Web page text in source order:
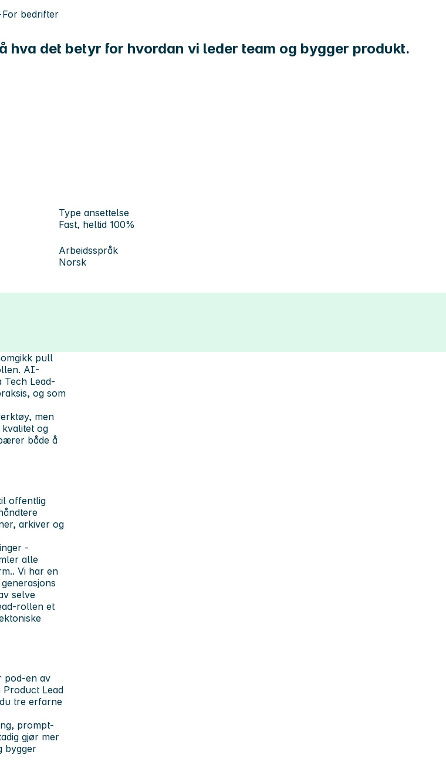
For bedrifter
det betyr for hvordan vi leder team og bygger produkt.
Type ansettelse
Fast, heltid 100%
Arbeidsspråk
Norsk
pull
AI-
Tech Lead-
og som
men
og
både å
offentlig
arkiver og
-
alle
Vi har en
selve
rollen et
pod-en av
Lead
tre erfarne
prompt-
gjør mer
bygger